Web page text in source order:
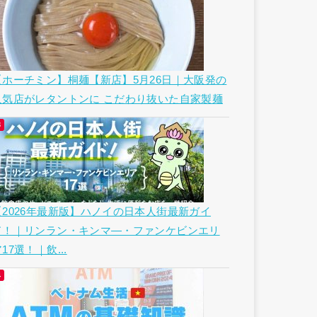
ホーチミン】桐麺【新店】5月26日｜大阪発の
気店がレタントンに こだわり抜いた自家製麺
2026年最新版】ハノイの日本人街最新ガイ
！｜リンラン・キンマ―・ファンケビンエリ
17選！｜飲...